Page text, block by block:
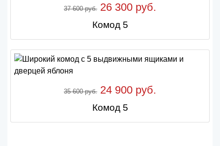
37 600 руб. 26 300 руб.
Комод 5
35 600 руб. 24 900 руб.
Комод 5